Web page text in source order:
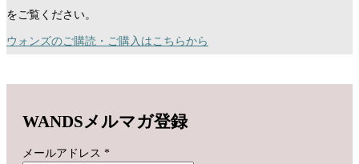
をご覧ください。
ウォンズのご購読・ご購入はこちらから
WANDSメルマガ登録
メールアドレス *